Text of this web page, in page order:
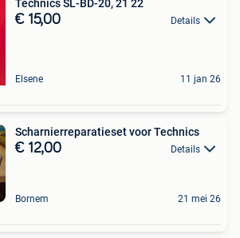
Technics SL-BD-20, 21 22
€ 15,00 Details
Elsene 11 jan 26
Scharnierreparatieset voor Technics
€ 12,00 Details
Bornem 21 mei 26